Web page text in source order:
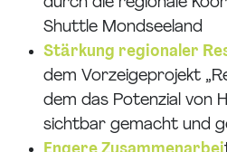
Shuttle Mondseeland
Stärkung regionaler
dem Vorzeigeprojekt
dem das Potenzial von
sichtbar gemacht und